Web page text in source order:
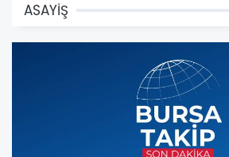
ASAYİŞ